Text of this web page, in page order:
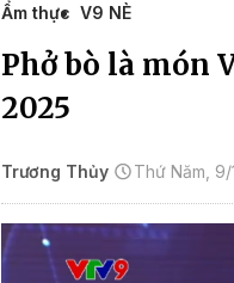
Ẩm thực V9 NÈ
Phở bò là món
2025
Trương Thủy Thứ Năm, 9/